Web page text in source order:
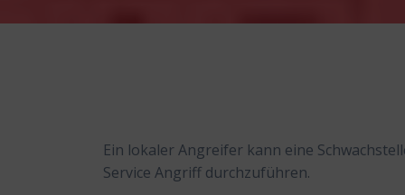
Ein lokaler Angreifer kann eine
Service Angriff durchzuführen.